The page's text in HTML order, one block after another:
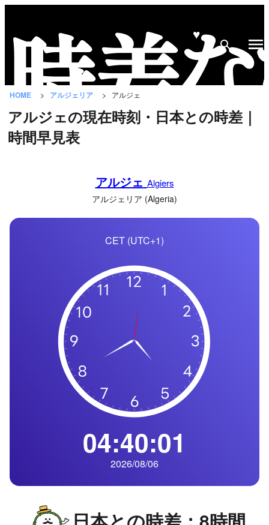
♥
HOME アルジェリア アルジェ
アルジェの現在時刻・日本との時差｜
時間早見表
アルジェ Algiers
アルジェリア (Algeria)
CET (UTC+1)
04:40:02
2026/08/06
な
と
は？